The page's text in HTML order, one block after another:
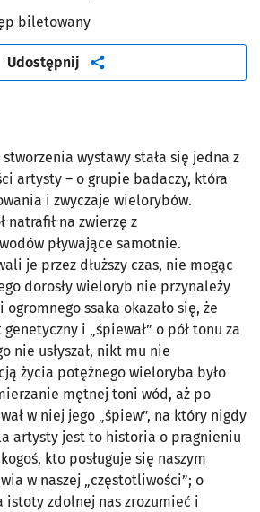
biletowany
Udostępnij artykuł
wystawy stała się jedna z
artysty – o grupie badaczy, która
i zwyczaje wielorybów.
natrafił na zwierzę z
pływające samotnie.
je przez dłuższy czas, nie mogąc
dorosły wieloryb nie przynależy
ssaka okazało się, że
i „śpiewał” o pół tonu za
nie usłyszał, nikt mu nie
życia potężnego wieloryba było
mętnej toni wód, aż po
w niej jego „śpiew”, na który nigdy
artysty jest to historia o pragnieniu
kto posługuje się naszym
w naszej „częstotliwości”; o
zdolnej nas zrozumieć i